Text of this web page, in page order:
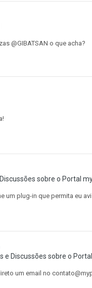
@GIBATSAN o que acha?
sobre o Portal
um plug-in que permita eu
e Discussões sobre o
um email no